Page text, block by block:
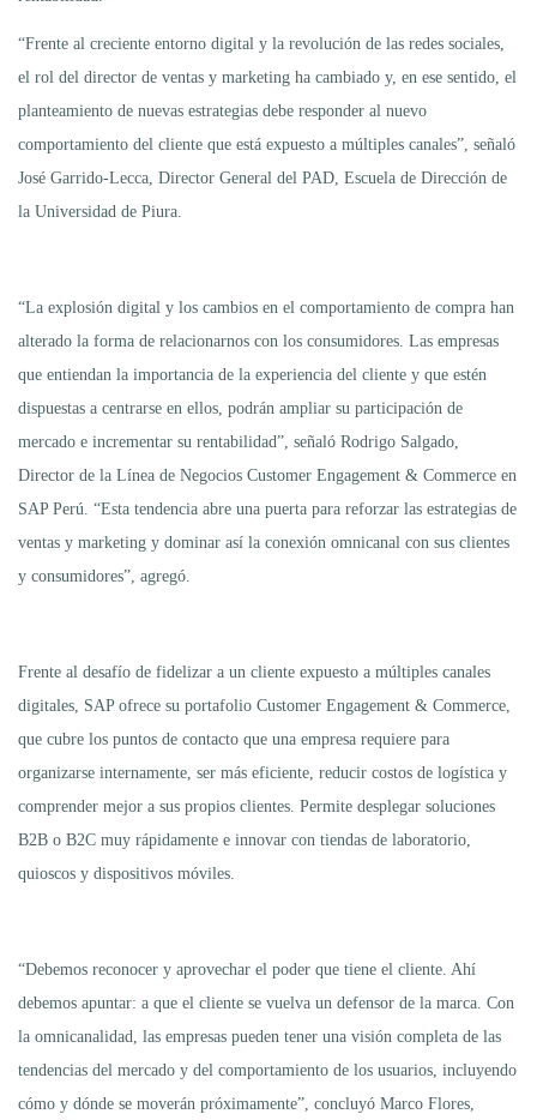
“Frente al creciente entorno digital y la revolución de las redes sociales,
el rol del director de ventas y marketing ha cambiado y, en ese sentido, el
planteamiento de nuevas estrategias debe responder al nuevo
comportamiento del cliente que está expuesto a múltiples canales”, señaló
José Garrido-Lecca, Director General del PAD, Escuela de Dirección de
la Universidad de Piura.
“La explosión digital y los cambios en el comportamiento de compra han
alterado la forma de relacionarnos con los consumidores. Las empresas
que entiendan la importancia de la experiencia del cliente y que estén
dispuestas a centrarse en ellos, podrán ampliar su participación de
mercado e incrementar su rentabilidad”, señaló Rodrigo Salgado,
Director de la Línea de Negocios Customer Engagement & Commerce en
SAP Perú. “Esta tendencia abre una puerta para reforzar las estrategias de
ventas y marketing y dominar así la conexión omnicanal con sus clientes
y consumidores”, agregó.
Frente al desafío de fidelizar a un cliente expuesto a múltiples canales
digitales, SAP ofrece su portafolio Customer Engagement & Commerce,
que cubre los puntos de contacto que una empresa requiere para
organizarse internamente, ser más eficiente, reducir costos de logística y
comprender mejor a sus propios clientes. Permite desplegar soluciones
B2B o B2C muy rápidamente e innovar con tiendas de laboratorio,
quioscos y dispositivos móviles.
“Debemos reconocer y aprovechar el poder que tiene el cliente. Ahí
debemos apuntar: a que el cliente se vuelva un defensor de la marca. Con
la omnicanalidad, las empresas pueden tener una visión completa de las
tendencias del mercado y del comportamiento de los usuarios, incluyendo
cómo y dónde se moverán próximamente”, concluyó Marco Flores,